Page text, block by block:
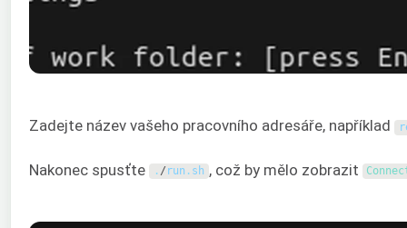
Zadejte název vašeho pracovního adresáře, například
Nakonec spusťte . / run . sh , což by mělo zobrazit